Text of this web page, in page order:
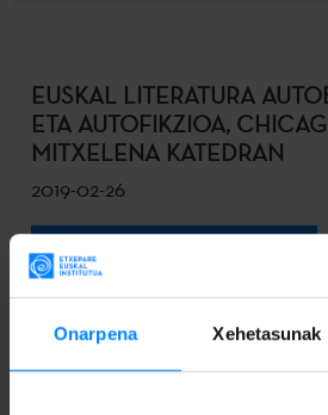
Onarpena Xehetasunak
EUSKAL LITERATURA
ETA AUTOFIKZIOA,
MITXELENA KATEDRAN
2019-02-26
DESKARGATU
ETXEPARE EUSKAL
VS. SHAKESPEARE